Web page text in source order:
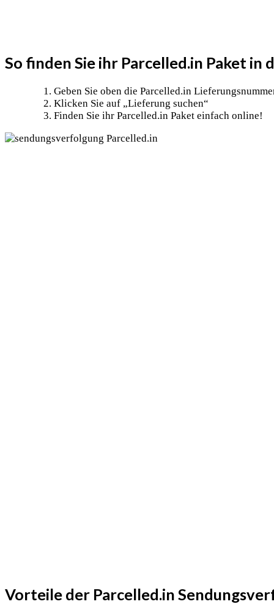
So finden Sie ihr Parcelled.in Paket in
Geben Sie oben die Parcelled.in
Klicken Sie auf „Lieferung suchen“
Finden Sie ihr Parcelled.in Paket einfach online!
Vorteile der Parcelled.in